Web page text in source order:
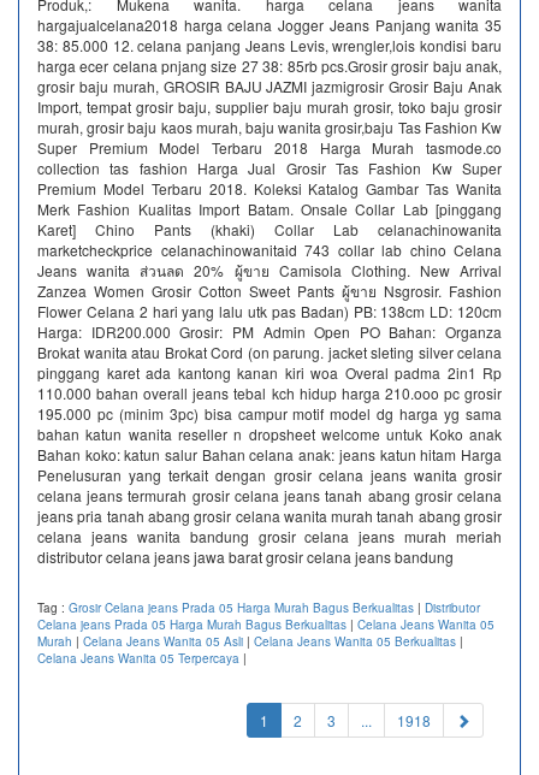
Produk,: Mukena wanita. harga celana jeans wanita
hargajualcelana2018 harga celana Jogger Jeans Panjang wanita 35
38: 85.000 12. celana panjang Jeans Levis, wrengler,lois kondisi baru
harga ecer celana pnjang size 27 38: 85rb pcs.Grosir grosir baju anak,
grosir baju murah, GROSIR BAJU JAZMI jazmigrosir Grosir Baju Anak
Import, tempat grosir baju, supplier baju murah grosir, toko baju grosir
murah, grosir baju kaos murah, baju wanita grosir,baju Tas Fashion Kw
Super Premium Model Terbaru 2018 Harga Murah tasmode.co
collection tas fashion Harga Jual Grosir Tas Fashion Kw Super
Premium Model Terbaru 2018. Koleksi Katalog Gambar Tas Wanita
Merk Fashion Kualitas Import Batam. Onsale Collar Lab [pinggang
Karet] Chino Pants (khaki) Collar Lab celanachinowanita
marketcheckprice celanachinowanitaid 743 collar lab chino Celana
Jeans wanita ส่วนลด 20% ผู้ขาย Camisola Clothing. New Arrival
Zanzea Women Grosir Cotton Sweet Pants ผู้ขาย Nsgrosir. Fashion
Flower Celana 2 hari yang lalu utk pas Badan) PB: 138cm LD: 120cm
Harga: IDR200.000 Grosir: PM Admin Open PO Bahan: Organza
Brokat wanita atau Brokat Cord (on parung. jacket sleting silver celana
pinggang karet ada kantong kanan kiri woa Overal padma 2in1 Rp
110.000 bahan overall jeans tebal kch hidup harga 210.ooo pc grosir
195.000 pc (minim 3pc) bisa campur motif model dg harga yg sama
bahan katun wanita reseller n dropsheet welcome untuk Koko anak
Bahan koko: katun salur Bahan celana anak: jeans katun hitam Harga
Penelusuran yang terkait dengan grosir celana jeans wanita grosir
celana jeans termurah grosir celana jeans tanah abang grosir celana
jeans pria tanah abang grosir celana wanita murah tanah abang grosir
celana jeans wanita bandung grosir celana jeans murah meriah
distributor celana jeans jawa barat grosir celana jeans bandung
Tag : Grosir Celana jeans Prada 05 Harga Murah Bagus Berkualitas | Distributor
Celana jeans Prada 05 Harga Murah Bagus Berkualitas | Celana Jeans Wanita 05
Murah | Celana Jeans Wanita 05 Asli | Celana Jeans Wanita 05 Berkualitas |
Celana Jeans Wanita 05 Terpercaya |
1 (current)
2 3 ... 1918